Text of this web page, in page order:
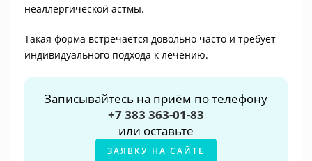
неаллергической астмы.
Такая форма встречается довольно часто и требует
индивидуального подхода к лечению.
Записывайтесь на приём по телефону
+7 383 363-01-83
или оставьте
ЗАЯВКУ НА САЙТЕ